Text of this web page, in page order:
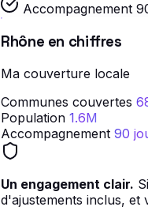
Accompagnement
Rhône en chiffres
Ma couverture locale
Communes couvertes
Population 1.6M
Accompagnement 90
Un engagement clair.
d'ajustements inclus, et